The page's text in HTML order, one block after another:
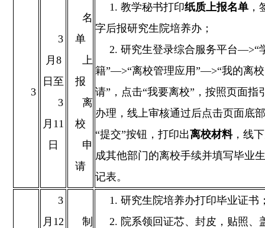
3
3
月8
日至
3
月11
日
名
单
上
报
离
校
申
请
1. 教学秘书打印纸质上报名单 ，
字后报研究生院培养办；
2. 研究生登录综合服务平台—>“
籍”—>“离校管理应用”—>“我的离
请”，点击“我要离校”，按照页面指
办理，线上审核通过后点击页面底
“提交”按钮，打印出离校材料，线
成其他部门的离校手续并填写毕业
记表。
3
月12
制
1. 研究生院培养办打印毕业证书
2. 院系领回证芯、封皮，贴照、